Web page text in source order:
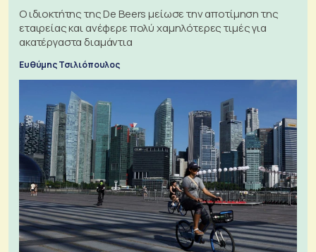
Ο ιδιοκτήτης της De Beers μείωσε την αποτίμηση της
εταιρείας και ανέφερε πολύ χαμηλότερες τιμές για
ακατέργαστα διαμάντια
Ευθύμης Τσιλιόπουλος